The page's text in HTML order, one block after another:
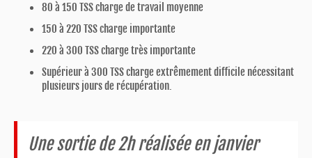
80 à 150 TSS charge de travail moyenne
150 à 220 TSS charge importante
220 à 300 TSS charge très importante
Supérieur à 300 TSS charge extrêmement difficile nécessitant
plusieurs jours de récupération.
Une sortie de 2h réalisée en janvier